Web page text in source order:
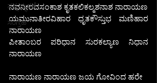
ನನ್ನ ಸ್ಫುರಣೆ
ಸಂಗ್ರಹ
ನವನೀರದಸಂಕಾಶ ಕೃತಕಲಿಕಲ್ಮಶನಾಶ ನಾರಾಯಣ
ಯಮುನಾತೀರವಿಹಾರ ಧೃತಕೌಸ್ತುಭ ಮಣಿಹಾರ
ನಾರಾಯಣ
ಪೀತಾಂಬರ ಪರಿಧಾನ ಸುರಕಲ್ಯಾಣ ನಿಧಾನ
ನಾರಾಯಣ
ನಾರಾಯಣ ನಾರಾಯಣ ಜಯ ಗೋವಿಂದ ಹರೇ